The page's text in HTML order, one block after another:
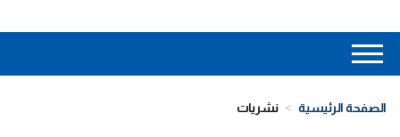
Main
navigation
الصفحة الرئيسية نشريات